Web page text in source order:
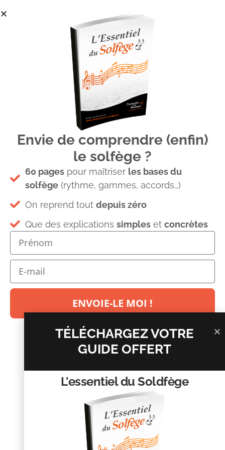
Beatles rocky raccoon Sol7 Do
Laisser un commentaire
Votre adresse e-mail ne sera pas publiée.
obligatoires sont indiqués avec*
Commentaire
Envie de comprendre (enfin)
le solfège ?
60 pages pour maîtriser les bases du
solfège (rythme, gammes, accords…)
On reprend tout depuis zéro
Que des explications simples et concrètes
ENVOIE-LE MOI !
TÉLÉCHARGEZ VOTRE
GUIDE OFFERT
L'essentiel du Soldfège